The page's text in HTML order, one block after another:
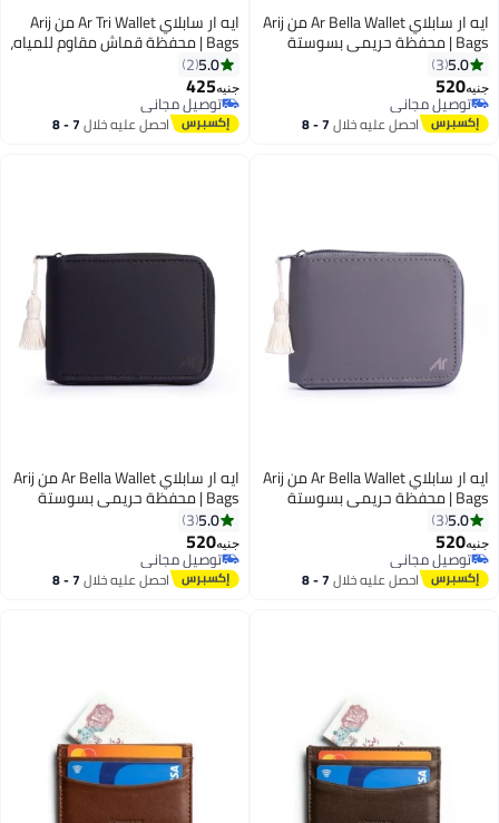
4
ايه ار سابلاي Ar Bella Wallet من Arij
Bags | محفظة حريمي بسوستة
بخامة مقاومة للمياه للاستخدام
+ جيب سري + نافذة بطاقة + حماية
RFID (11 × 9 × 2 سم) (كحلي)
5.0
3
جنيه520
توصيل مجاني
توصيل مجانياحصل عليه خلال 7 - 8
5
ايه ار سابلاي Ar Tri Wallet من Arij
Bags | محفظة قماش مقاوم للمياه،
عملي للاستخدام اليومي (برتقالي)
5.0
2
جنيه425
توصيل مجاني
توصيل مجانياحصل عليه خلال 7 - 8
4
ايه ار سابلاي Ar Bella Wallet من Arij
Bags | محفظة حريمي بسوستة
بخامة مقاومة للمياه للاستخدام
+ جيب سري + نافذة بطاقة + حماية
RFID (11 × 9 × 2 سم) (رمادي)
5.0
3
جنيه520
توصيل مجاني
توصيل مجانياحصل عليه خلال 7 - 8
4
ايه ار سابلاي Ar Bella Wallet من Arij
Bags | محفظة حريمي بسوستة
بخامة مقاومة للمياه للاستخدام
+ جيب سري + نافذة بطاقة + حماية
RFID (11 × 9 × 2 سم) (أسود)
5.0
3
جنيه520
توصيل مجاني
توصيل مجانياحصل عليه خلال 7 - 8